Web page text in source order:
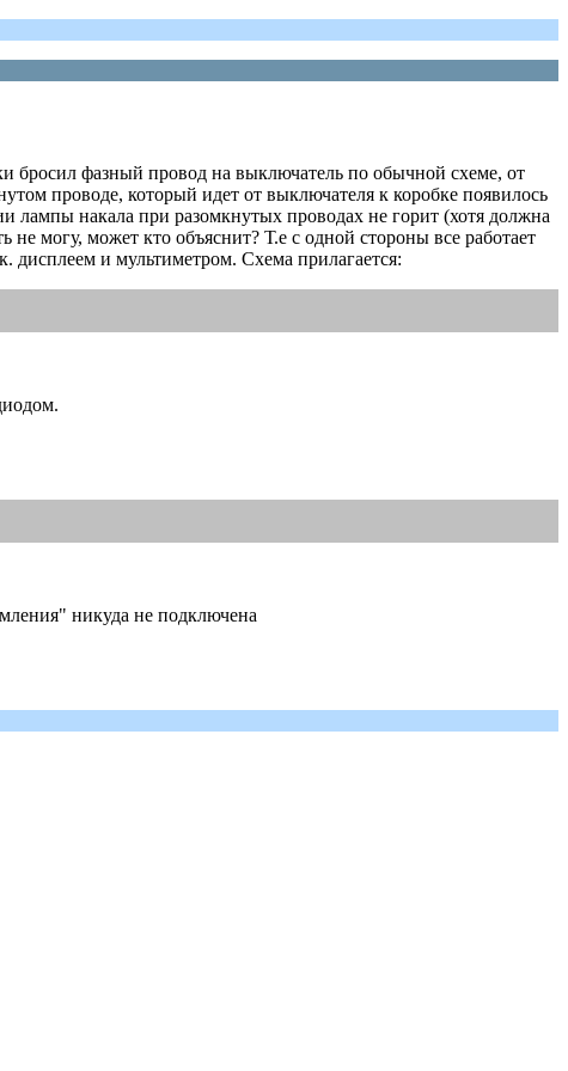
бросил фазный провод на выключатель по обычной схеме, от
проводе, который идет от выключателя к коробке появилось
накала при разомкнутых проводах не горит (хотя должна
не могу, может кто объяснит? Т.е с одной стороны все работает
дисплеем и мультиметром. Схема прилагается:
никуда не подключена